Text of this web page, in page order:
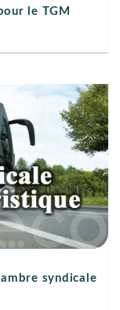
le TGM
syndicale